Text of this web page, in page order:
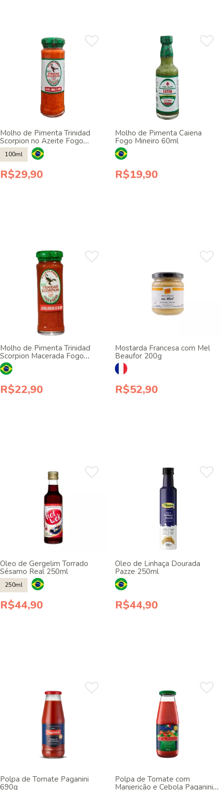
Molho de Pimenta Trinidad
Scorpion no Azeite Fogo
Mineiro 100ml
100ml
R$29,90
Molho de Pimenta Caiena
Fogo Mineiro 60ml
R$19,90
Molho de Pimenta Trinidad
Scorpion Macerada Fogo
Mineiro 100ml
R$22,90
Mostarda Francesa com Mel
Beaufor 200g
R$52,90
Óleo de Gergelim Torrado
Sésamo Real 250ml
250ml
R$44,90
Óleo de Linhaça Dourada
Pazze 250ml
R$44,90
Polpa de Tomate Paganini
690g
Polpa de Tomate com
Manjericão e Cebola Paganini